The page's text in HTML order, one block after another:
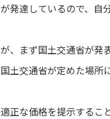
発達しているので、
、まず国土交通省が
土交通省が定めた場
正な価格を提示する